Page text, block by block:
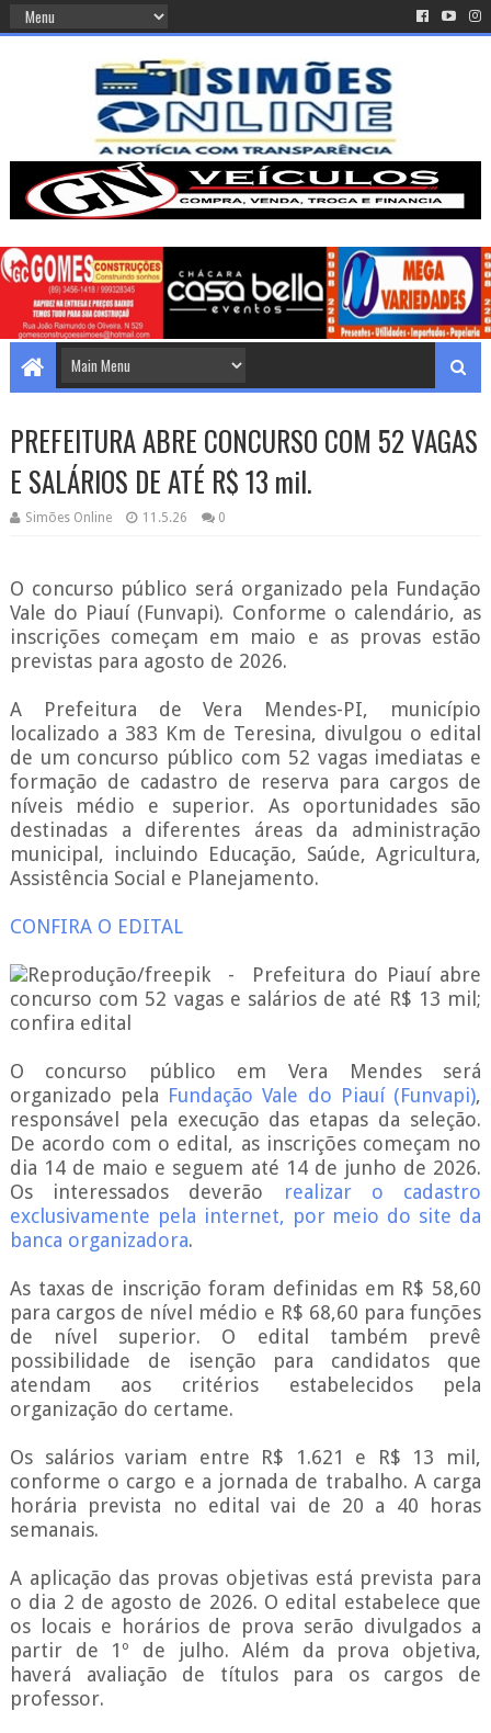
PREFEITURA ABRE CONCURSO COM 52 VAGAS
E SALÁRIOS DE ATÉ R$ 13 mil.
Simões Online 11.5.26 0
O concurso público será organizado pela Fundação
Vale do Piauí (Funvapi). Conforme o calendário, as
inscrições começam em maio e as provas estão
previstas para agosto de 2026.
A Prefeitura de Vera Mendes-PI, município
localizado a 383 Km de Teresina, divulgou o edital
de um concurso público com 52 vagas imediatas e
formação de cadastro de reserva para cargos de
níveis médio e superior. As oportunidades são
destinadas a diferentes áreas da administração
municipal, incluindo Educação, Saúde, Agricultura,
Assistência Social e Planejamento.
CONFIRA O EDITAL
Reprodução/freepik - Prefeitura do Piauí abre
concurso com 52 vagas e salários de até R$ 13 mil;
confira edital
O concurso público em Vera Mendes será
organizado pela Fundação Vale do Piauí (Funvapi),
responsável pela execução das etapas da seleção.
De acordo com o edital, as inscrições começam no
dia 14 de maio e seguem até 14 de junho de 2026.
Os interessados deverão
realizar o cadastro
exclusivamente pela internet, por meio do site da
banca organizadora.
As taxas de inscrição foram definidas em R$ 58,60
para cargos de nível médio e R$ 68,60 para funções
de nível superior. O edital também prevê
possibilidade de isenção para candidatos que
atendam aos critérios estabelecidos pela
organização do certame.
Os salários variam entre R$ 1.621 e R$ 13 mil,
conforme o cargo e a jornada de trabalho. A carga
horária prevista no edital vai de 20 a 40 horas
semanais.
A aplicação das provas objetivas está prevista para
o dia 2 de agosto de 2026. O edital estabelece que
os locais e horários de prova serão divulgados a
partir de 1º de julho. Além da prova objetiva,
haverá avaliação de títulos para os cargos de
professor.